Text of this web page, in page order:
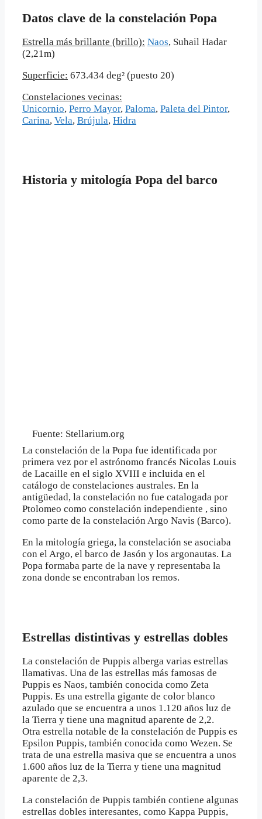
Datos clave de la constelación Popa
Estrella más brillante (brillo): Naos, Suhail Hadar
(2,21m)
Superficie: 673.434 deg² (puesto 20)
Constelaciones vecinas:
Unicornio, Perro Mayor, Paloma, Paleta del Pintor,
Carina, Vela, Brújula, Hidra
Historia y mitología Popa del barco
Fuente: Stellarium.org
La constelación de la Popa fue identificada por
primera vez por el astrónomo francés Nicolas Louis
de Lacaille en el siglo XVIII e incluida en el
catálogo de constelaciones australes. En la
antigüedad, la constelación no fue catalogada por
Ptolomeo como constelación independiente , sino
como parte de la constelación Argo Navis (Barco).
En la mitología griega, la constelación se asociaba
con el Argo, el barco de Jasón y los argonautas. La
Popa formaba parte de la nave y representaba la
zona donde se encontraban los remos.
Estrellas distintivas y estrellas dobles
La constelación de Puppis alberga varias estrellas
llamativas. Una de las estrellas más famosas de
Puppis es Naos, también conocida como Zeta
Puppis. Es una estrella gigante de color blanco
azulado que se encuentra a unos 1.120 años luz de
la Tierra y tiene una magnitud aparente de 2,2.
Otra estrella notable de la constelación de Puppis es
Epsilon Puppis, también conocida como Wezen. Se
trata de una estrella masiva que se encuentra a unos
1.600 años luz de la Tierra y tiene una magnitud
aparente de 2,3.
La constelación de Puppis también contiene algunas
estrellas dobles interesantes, como Kappa Puppis,